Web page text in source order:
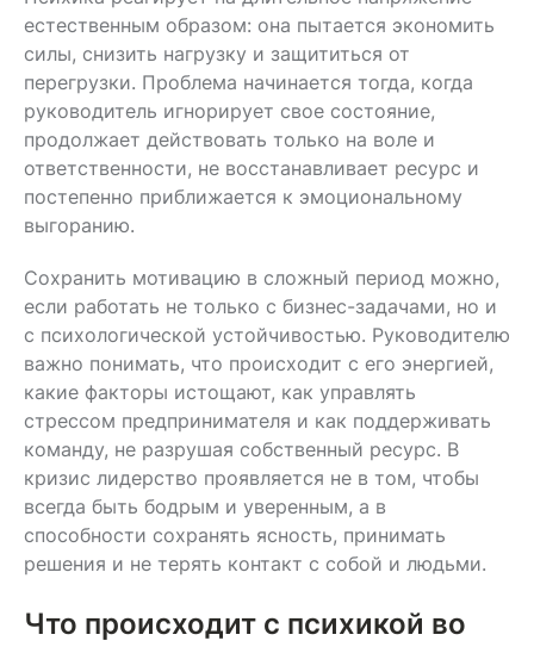
интервенции с быстрым
эффектом.
выбор.
естественным образом: она пытается экономить
силы, снизить нагрузку и защититься от
перегрузки. Проблема начинается тогда, когда
руководитель игнорирует свое состояние,
продолжает действовать только на воле и
ответственности, не восстанавливает ресурс и
постепенно приближается к эмоциональному
выгоранию.
Сохранить мотивацию в сложный период можно,
если работать не только с бизнес-задачами, но и
с психологической устойчивостью. Руководителю
важно понимать, что происходит с его энергией,
какие факторы истощают, как управлять
стрессом предпринимателя и как поддерживать
команду, не разрушая собственный ресурс. В
кризис лидерство проявляется не в том, чтобы
всегда быть бодрым и уверенным, а в
способности сохранять ясность, принимать
решения и не терять контакт с собой и людьми.
Что происходит с психикой во